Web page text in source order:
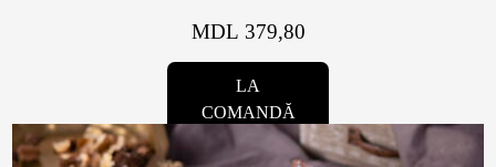
MDL 379,80
LA
COMANDĂ